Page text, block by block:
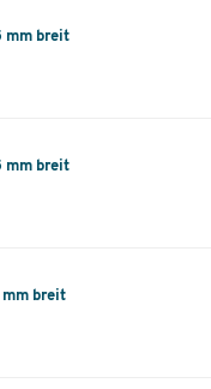
mm breit
mm breit
mm breit